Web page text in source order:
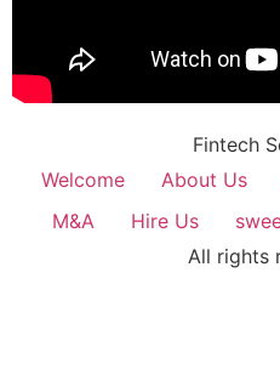
Fintech
Welcome
About Us
M&A
Hire Us
All rights